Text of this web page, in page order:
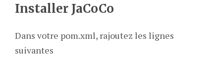
Installer JaCoCo
Dans votre pom.xml, rajoutez les lignes
suivantes